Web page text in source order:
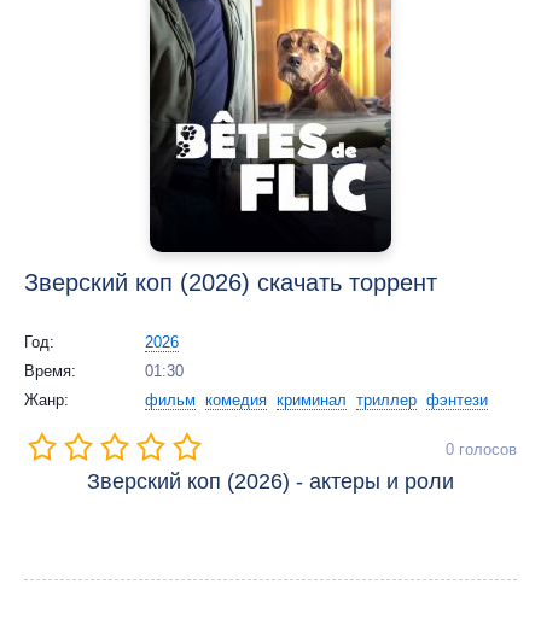
Зверский коп (2026) скачать торрент
Год:
2026
Время:
01:30
Жанр:
фильм комедия криминал триллер фэнтези
0 голосов
Зверский коп (2026) - актеры и роли